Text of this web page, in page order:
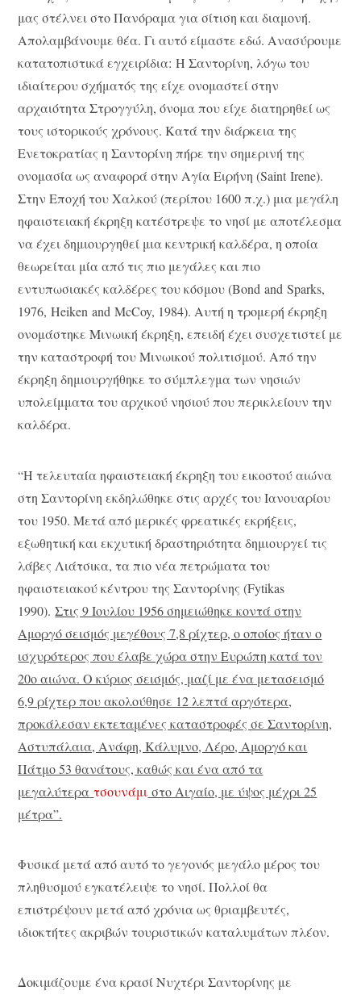
μας στέλνει στο Πανόραμα για σίτιση και διαμονή.
Απολαμβάνουμε θέα. Γι αυτό είμαστε εδώ. Ανασύρουμε
κατατοπιστικά εγχειρίδια: Η Σαντορίνη, λόγω του
ιδιαίτερου σχήματός της είχε ονομαστεί στην
αρχαιότητα Στρογγύλη, όνομα που είχε διατηρηθεί ως
τους ιστορικούς χρόνους. Κατά την διάρκεια της
Ενετοκρατίας η Σαντορίνη πήρε την σημερινή της
ονομασία ως αναφορά στην Αγία Ειρήνη (Saint Irene).
Στην Εποχή του Χαλκού (περίπου 1600 π.χ.) μια μεγάλη
ηφαιστειακή έκρηξη κατέστρεψε το νησί με αποτέλεσμα
να έχει δημιουργηθεί μια κεντρική καλδέρα, η οποία
θεωρείται μία από τις πιο μεγάλες και πιο
εντυπωσιακές καλδέρες του κόσμου (Bond and Sparks,
1976, Heiken and McCoy, 1984). Αυτή η τρομερή έκρηξη
ονομάστηκε Μινωική έκρηξη, επειδή έχει συσχετιστεί με
την καταστροφή του Μινωικού πολιτισμού. Από την
έκρηξη δημιουργήθηκε το σύμπλεγμα των νησιών
υπολείμματα του αρχικού νησιού που περικλείουν την
καλδέρα.
“Η τελευταία ηφαιστειακή έκρηξη του εικοστού αιώνα
στη Σαντορίνη εκδηλώθηκε στις αρχές του Ιανουαρίου
του 1950. Μετά από μερικές φρεατικές εκρήξεις,
εξωθητική και εκχυτική δραστηριότητα δημιουργεί τις
λάβες Λιάτσικα, τα πιο νέα πετρώματα του
ηφαιστειακού κέντρου της Σαντορίνης (Fytikas
1990).Στις 9 Ιουλίου 1956 σημειώθηκε κοντά στην
Αμοργό σεισμός μεγέθους 7,8 ρίχτερ, ο οποίος ήταν ο
ισχυρότερος που έλαβε χώρα στην Ευρώπη κατά τον
20ο αιώνα. Ο κύριος σεισμός, μαζί με ένα μετασεισμό
6,9 ρίχτερ που ακολούθησε 12 λεπτά αργότερα,
προκάλεσαν εκτεταμένες καταστροφές σε Σαντορίνη,
Αστυπάλαια, Ανάφη, Κάλυμνο, Λέρο, Αμοργό και
Πάτμο 53 θανάτους, καθώς και ένα από τα
μεγαλύτερα τσουνάμι στο Αιγαίο, με ύψος μέχρι 25
μέτρα”.
Φυσικά μετά από αυτό το γεγονός μεγάλο μέρος του
πληθυσμού εγκατέλειψε το νησί. Πολλοί θα
επιστρέψουν μετά από χρόνια ως θριαμβευτές,
ιδιοκτήτες ακριβών τουριστικών καταλυμάτων πλέον.
Δοκιμάζουμε ένα κρασί Νυχτέρι Σαντορίνης με